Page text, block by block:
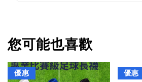
您可能也喜歡
優惠 優惠